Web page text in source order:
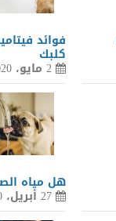
كلبك
2 مايو، 2020
هل مياه
27 أبريل، 2020